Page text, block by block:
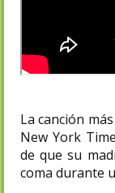
La canción
New York
de que su
coma durante